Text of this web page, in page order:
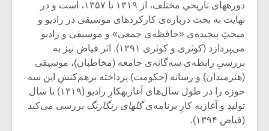
دوره‏های تاریخیِ مختلف، از ۱۳۱۹ تا ۱۳۵۷، است و در
نهایت به بحث درباره‌ی کارکردهای موسیقی در رادیو و
مبحثِ پیچیده‌ی «حافظه‌ی جمعی» و موسیقی و رادیو
می‌پردازد (کوثری و کوثری ۱۳۹۱). اثر فیاض نیز به
بررسیِ رابطه‌ی سه‌گانه‌ی جامعه (مخاطبان)، موسیقی
(هنرمندان) و رسانه (حکومت) پرداخته برهم‌کنشِ این سه
حوزه را در طول سال‌های آغازبه‏کارِ رادیو (۱۳۱۹) تا سال
تولید و آغازبه ‏کارِ برنامه‌یگلهای رنگارنگ بررسی می‌کند
(فیاض ۱۳۹۴).